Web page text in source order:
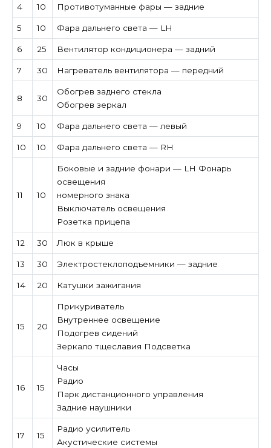
4 10 Противотуманные фары — задние
5 10 Фара дальнего света — LH
6 25 Вентилятор кондиционера — задний
7 30 Нагреватель вентилятора — передний
8 30
Обогрев заднего стекла
Обогрев зеркал
9 10 Фара дальнего света — левый
10 10 Фара дальнего света — RH
11 10
Боковые и задние фонари — LH Фонарь
освещения
номерного знака
Выключатель освещения
Розетка прицепа
12 30 Люк в крыше
13 30 Электростеклоподъемники — задние
14 20 Катушки зажигания
15 20
Прикуриватель
Внутреннее освещение
Подогрев сидений
Зеркало тщеславия Подсветка
16 15
Часы
Радио
Парк дистанционного управления
Задние наушники
17 15
Радио усилитель
Акустические системы